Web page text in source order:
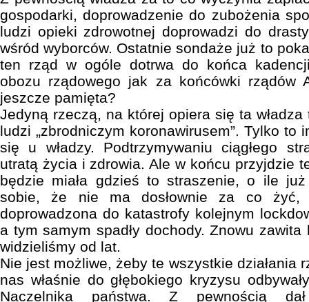
gospodarki, doprowadzenie do zubożenia
ludzi opieki zdrowotnej doprowadzi do
wśród wyborców. Ostatnie sondaże już to
ten rząd w ogóle dotrwa do końca
obozu rządowego jak za końcówki rządów
jeszcze pamięta?
Jedyną rzeczą, na której opiera się ta władza
ludzi „zbrodniczym koronawirusem”. Tylko to
się u władzy. Podtrzymywaniu ciągłego
utratą życia i zdrowia. Ale w końcu przyjdzie
będzie miała gdzieś to straszenie, o ile
sobie, że nie ma dosłownie za co żyć,
doprowadzona do katastrofy kolejnym
a tym samym spadły dochody. Znowu
widzieliśmy od lat.
Nie jest możliwe, żeby te wszystkie działania
nas właśnie do głębokiego kryzysu
Naczelnika państwa. Z pewnością